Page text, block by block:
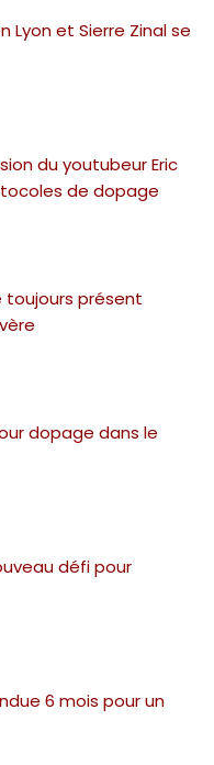
Lyon et Sierre Zinal se
du youtubeur Eric
de dopage
toujours présent
dopage dans le
défi pour
6 mois pour un